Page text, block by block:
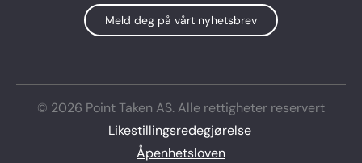
Meld deg på vårt nyhetsbrev
© 2026 Point Taken AS. Alle rettigheter reservert
Likestillingsredegjørelse
Åpenhetsloven